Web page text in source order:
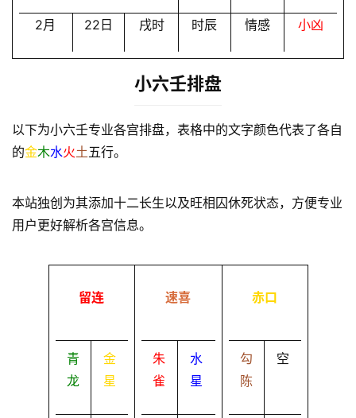
2月 22日 戌时 时辰 情感 小凶
小六壬排盘
以下为小六壬专业各宫排盘，表格中的文字颜色代表了各自
的金木水火土五行。
本站独创为其添加十二长生以及旺相囚休死状态，方便专业
用户更好解析各宫信息。
留连
青
龙
金
星
速喜
朱
雀
水
星
赤口
勾
陈
空